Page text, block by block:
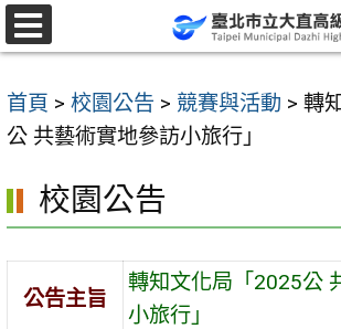
跳
至
要
內
區
首頁 > 校園公告 > 競賽與活動 > 轉
公 共藝術實地參訪小旅行」
校園公告
公告主旨
轉知文化局「2025公
小旅行」
選
單